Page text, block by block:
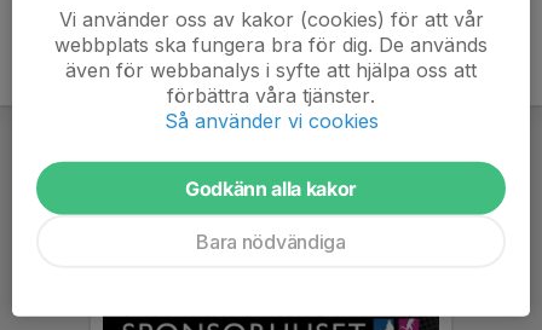
Vi använder oss av kakor (cookies) för att vår
webbplats ska fungera bra för dig. De används
även för webbanalys i syfte att hjälpa oss att
förbättra våra tjänster.
Så använder vi cookies
Godkänn alla kakor
Bara nödvändiga